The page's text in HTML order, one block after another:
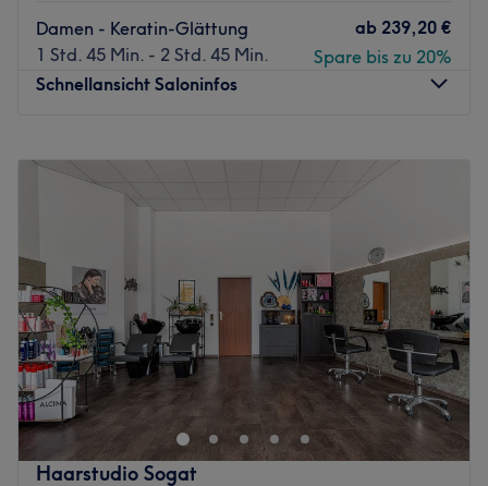
Damen - Keratin-Glättung
1 Std. 45 Min. - 2 Std. 45 Min.
ab 239,20 €
Spare bis zu 20%
Schnellansicht Saloninfos
Dienstag
19:00
Mittwoch
10:00
10:00–19:00
Samstag
10:00–18:00
Sonntag
Geschlossen
Möchtest du mal wieder etwas Gutes für dich tun? Dann
statte dem Salon Profi Hair Düsseldorf in der Bismarck
Straße einen Besuch ab. Ob neuer Haarschnitt,
Verlängerungen oder Microblading, für jeden ist das
Passende dabei. Auch für dich! Also worauf wartest du
Haarstudio Sogat